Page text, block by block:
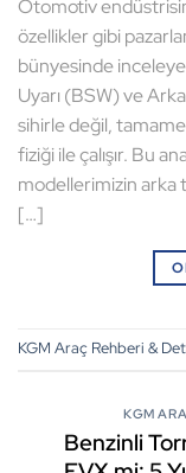
Otomotiv
özellikler gibi
bünyesinde
Uyarı (BSW) ve
sihirle değil,
fiziği ile çalışır. Bu
modellerimizin arka
[…]
KGM Araç Rehberi &
KGM
Benzinli